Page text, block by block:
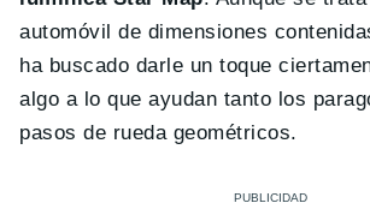
automóvil de dimensiones
ha buscado darle un toque
algo a lo que ayudan tanto los
pasos de rueda geométricos.